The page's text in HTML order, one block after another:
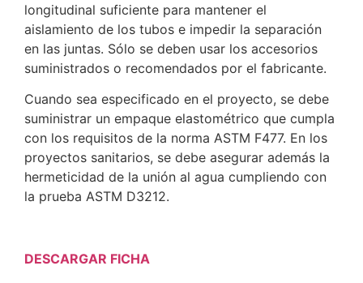
longitudinal suficiente para mantener el
aislamiento de los tubos e impedir la separación
en las juntas. Sólo se deben usar los accesorios
suministrados o recomendados por el fabricante.
Cuando sea especificado en el proyecto, se debe
suministrar un empaque elastométrico que cumpla
con los requisitos de la norma ASTM F477. En los
proyectos sanitarios, se debe asegurar además la
hermeticidad de la unión al agua cumpliendo con
la prueba ASTM D3212.
DESCARGAR FICHA